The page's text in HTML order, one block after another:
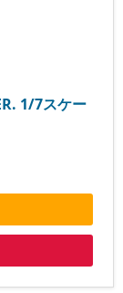
1/7スケー